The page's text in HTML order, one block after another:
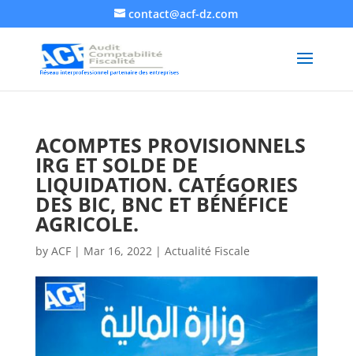
contact@acf-dz.com
ACOMPTES PROVISIONNELS
IRG ET SOLDE DE
LIQUIDATION. CATÉGORIES
DES BIC, BNC ET BÉNÉFICE
AGRICOLE.
by ACF| Mar 16, 2022| Actualité Fiscale